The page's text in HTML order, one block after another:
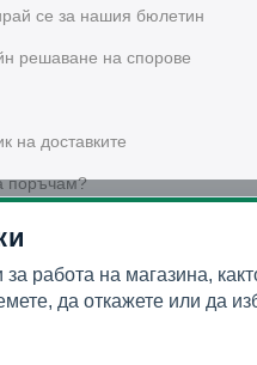
се за нашия бюлетин
решаване на спорове
на доставките
поръчам?
работа на магазина,
да откажете или да